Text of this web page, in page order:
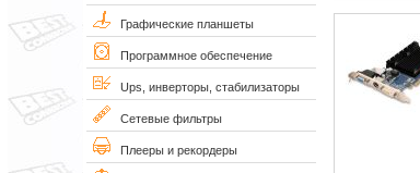
Графические планшеты
Программное обеспечение
Ups, инверторы, стабилизаторы
Сетевые фильтры
Плееры и рекордеры